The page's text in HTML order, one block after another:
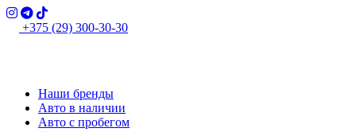
+375 (29) 300-30-30
Наши бренды
Авто в наличии
Авто с пробегом